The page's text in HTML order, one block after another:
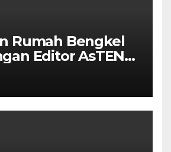
Rumah Bengkel
Editor AsTEN
Teacher Training